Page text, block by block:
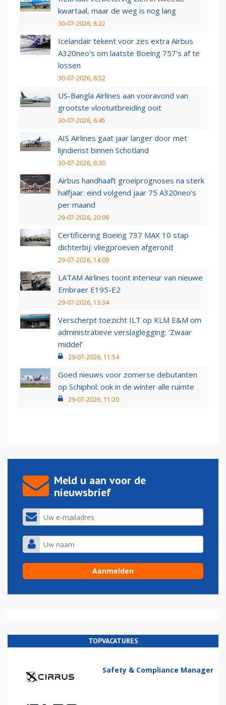
kwartaal, maar de weg is nog lang
30-07-2026, 8:22
Icelandair tekent voor zes extra Airbus
A320neo's om laatste Boeing 757's af te
lossen
30-07-2026, 6:52
US-Bangla Airlines aan vooravond van
grootste vlootuitbreiding ooit
30-07-2026, 6:45
AIS Airlines gaat jaar langer door met
lijndienst binnen Schotland
30-07-2026, 6:30
Airbus handhaaft groeiprognoses na sterk
halfjaar: eind volgend jaar 75 A320neo’s
per maand
29-07-2026, 20:09
Certificering Boeing 737 MAX 10 stap
dichterbij: vliegproeven afgerond
29-07-2026, 14:09
LATAM Airlines toont interieur van nieuwe
Embraer E195-E2
29-07-2026, 13:34
Verscherpt toezicht ILT op KLM E&M om
administratieve verslaglegging: ‘Zwaar
middel’
29-07-2026, 11:54
Goed nieuws voor zomerse debutanten
op Schiphol: ook in de winter alle ruimte
29-07-2026, 11:20
Meld u aan voor de
nieuwsbrief
TOPVACATURES
Safety & Compliance Manager